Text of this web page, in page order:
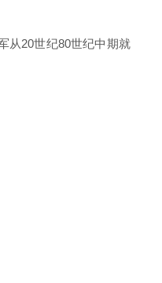
从20世纪80世纪中期就